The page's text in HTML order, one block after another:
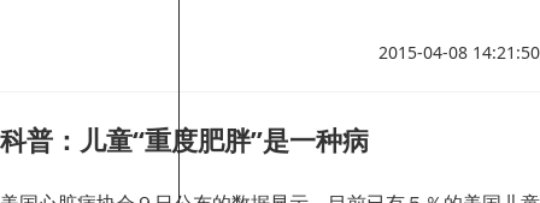
2015-04-08 14:21:50
科普：儿童“重度肥胖”是一种病